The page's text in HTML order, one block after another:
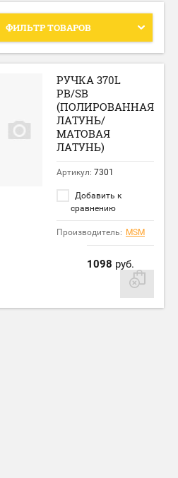
ФИЛЬТР ТОВАРОВ
РУЧКА 370L
PB/SB
(ПОЛИРОВАННАЯ
ЛАТУНЬ/
МАТОВАЯ
ЛАТУНЬ)
Артикул: 7301
Добавить к
сравнению
Производитель: MSM
1098 руб.